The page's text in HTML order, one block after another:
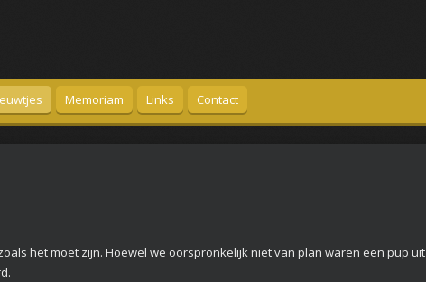
Memoriam Links Contact
het moet zijn. Hoewel we oorspronkelijk niet van plan waren een pup uit